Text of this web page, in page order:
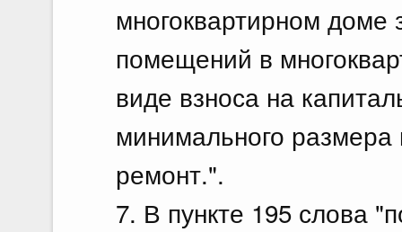
многоквартирном доме
помещений в
виде взноса на
минимального
ремонт.".
7. В пункте 195 слова